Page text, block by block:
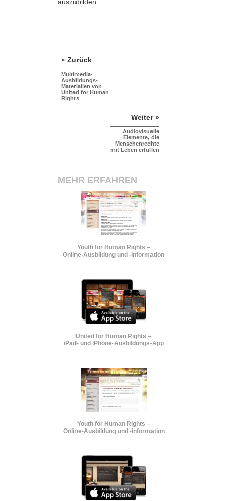
« Zurück
Multimedia-
Ausbildungs-
Materialien von
United for Human
Rights
Weiter »
Audiovisuelle
Elemente, die
Menschenrechte
mit Leben erfüllen
MEHR ERFAHREN
Youth for Human Rights –
Online-Ausbildung und-Information
United for Human Rights –
iPad- und iPhone-Ausbildungs-App
Youth for Human Rights –
Online-Ausbildung und -Information